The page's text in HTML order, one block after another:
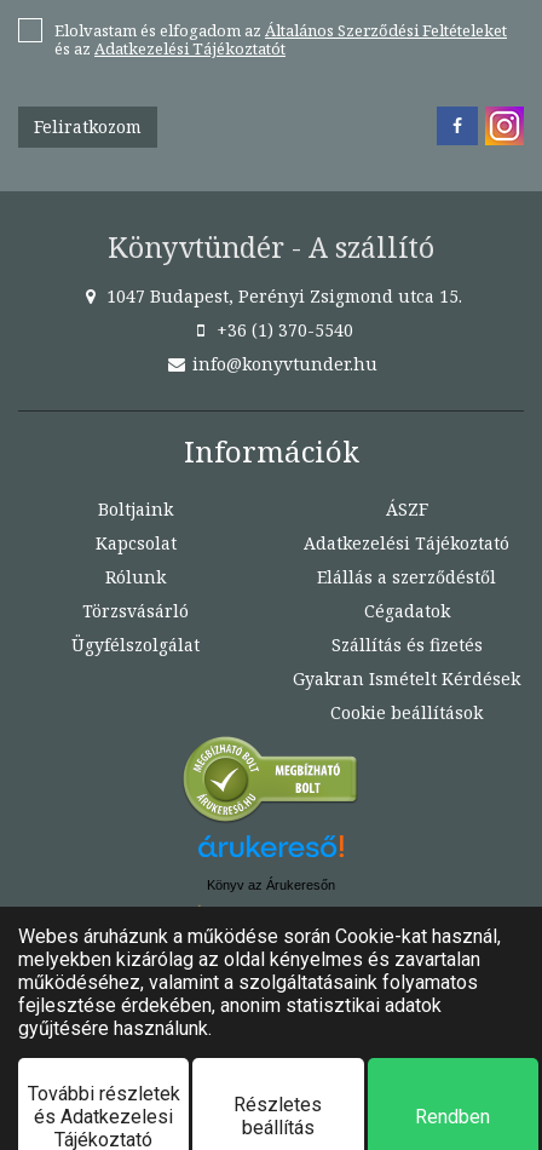
Elolvastam és elfogadom az Általános Szerződési Feltételeket
és az Adatkezelési Tájékoztatót
Feliratkozom
Könyvtündér - A szállító
1047 Budapest, Perényi Zsigmond utca 15.
+36 (1) 370-5540
info@konyvtunder.hu
Információk
Boltjaink
Kapcsolat
Rólunk
Törzsvásárló
Ügyfélszolgálat
ÁSZF
Adatkezelési Tájékoztató
Elállás a szerződéstől
Cégadatok
Szállítás és fizetés
Gyakran Ismételt Kérdések
Cookie beállítások
Könyv az Árukeresőn
Minden jog fenntartva!